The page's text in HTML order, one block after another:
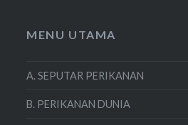
MENU UTAMA
A. SEPUTAR PERIKANAN
B. PERIKANAN DUNIA